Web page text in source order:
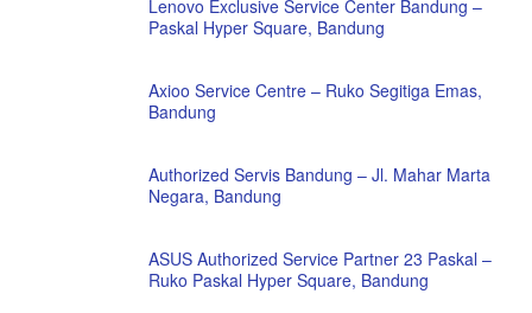
Lenovo Exclusive Service Center Bandung –
Paskal Hyper Square, Bandung
Axioo Service Centre – Ruko Segitiga Emas,
Bandung
Authorized Servis Bandung – Jl. Mahar Marta
Negara, Bandung
ASUS Authorized Service Partner 23 Paskal –
Ruko Paskal Hyper Square, Bandung